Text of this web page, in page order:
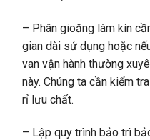
– Phân gioăng làm kín
gian dài sử dụng hoặc
van vận hành thường
này. Chúng ta cần kiểm
rỉ lưu chất.
– Lập quy trình bảo trì